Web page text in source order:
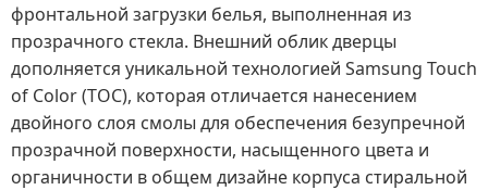
фронтальной загрузки белья, выполненная из
прозрачного стекла. Внешний облик дверцы
дополняется уникальной технологией Samsung Touch
оf Color (TOC), которая отличается нанесением
двойного слоя смолы для обеспечения безупречной
прозрачной поверхности, насыщенного цвета и
органичности в общем дизайне корпуса стиральной